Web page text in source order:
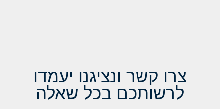
צרו קשר ונציגנו יעמדו
לרשותכם בכל שאלה